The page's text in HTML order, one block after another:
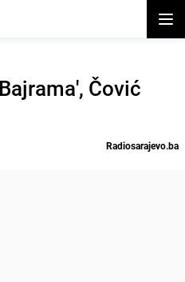
Čović
Radiosarajevo.ba